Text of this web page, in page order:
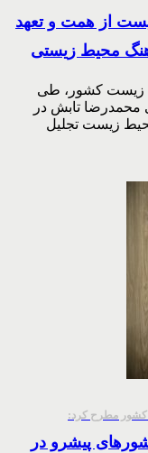
از همت و تعهد
محیط زیستی
زیست کشور، طی
تابش در
زیست تجلیل
کشور مطرح کرد:
پیشرو در